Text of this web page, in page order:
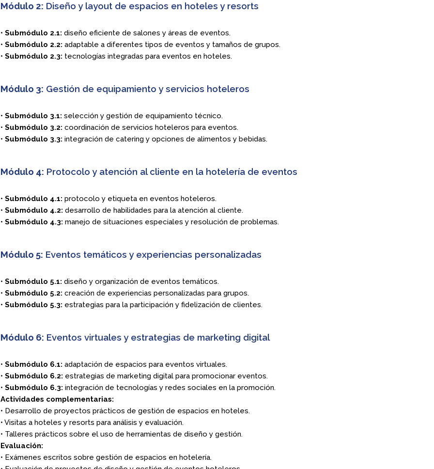
Módulo 2: Diseño y layout de espacios en hoteles y resorts
• Submódulo 2.1: diseño eficiente de salones y áreas de eventos.
• Submódulo 2.2: adaptable a diferentes tipos de eventos y tamaños de grupos.
• Submódulo 2.3: tecnologías integradas para eventos en hoteles.
Módulo 3: Gestión de equipamiento y servicios hoteleros
• Submódulo 3.1: selección y gestión de equipamiento técnico.
• Submódulo 3.2: coordinación de servicios hoteleros para eventos.
• Submódulo 3.3: integración de catering y opciones de alimentos y bebidas.
Módulo 4: Protocolo y atención al cliente en la hotelería de eventos
• Submódulo 4.1: protocolo y etiqueta en eventos hoteleros.
• Submódulo 4.2: desarrollo de habilidades para la atención al cliente.
• Submódulo 4.3: manejo de situaciones especiales y resolución de problemas.
Módulo 5: Eventos temáticos y experiencias personalizadas
• Submódulo 5.1: diseño y organización de eventos temáticos.
• Submódulo 5.2: creación de experiencias personalizadas para grupos.
• Submódulo 5.3: estrategias para la participación y fidelización de clientes.
Módulo 6: Eventos virtuales y estrategias de marketing digital
• Submódulo 6.1: adaptación de espacios para eventos virtuales.
• Submódulo 6.2: estrategias de marketing digital para promocionar eventos.
• Submódulo 6.3: integración de tecnologías y redes sociales en la promoción.
Actividades complementarias:
• Desarrollo de proyectos prácticos de gestión de espacios en hoteles.
• Visitas a hoteles y resorts para análisis y evaluación.
• Talleres prácticos sobre el uso de herramientas de diseño y gestión.
Evaluación:
• Exámenes escritos sobre gestión de espacios en hotelería.